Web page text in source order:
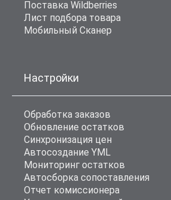
Поставка Wildberries
Лист подбора товара
Мобильный Сканер
Настройки
Обработка заказов
Обновление остатков
Синхронизация цен
Автосоздание YML
Мониторинг остатков
Автосборка сопоставления
Отчет комиссионера